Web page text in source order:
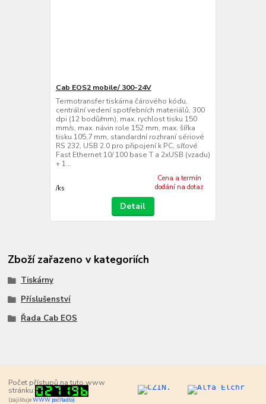
Cab EOS2 mobile/ 300-24V
Termotransfer tiskárna čárového kódu,
centrální vedení spotřebních materiálů, 300
dpi (12 bodů/mm), max. rychlost tisku 150
mm/s, max. návin role 152 mm, max. šířka
tisku 105,7 mm, standardní rozhraní sériové
RS 232, USB 2.0 pro připojení k PC, síťové
Fast Ethernet 10/ 100 base T a 2xUSB (vzadu)
+ 1...
/ks
Cena a termín
dodání na dotaz
Detail
Zboží zařazeno v kategoriích
Tiskárny
Příslušenství
Řada Cab EOS
Počet přístupů na tuto www
stránku:
(zajišťujeWWW počítadlo)